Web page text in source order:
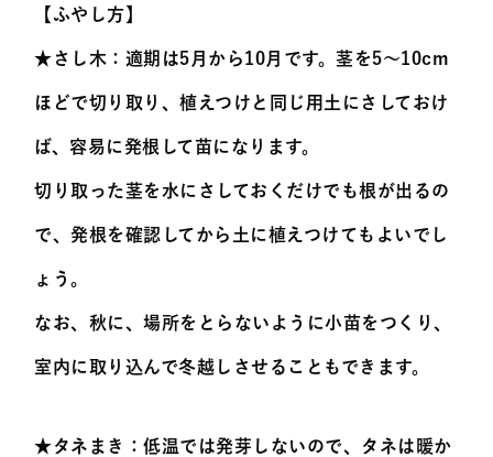
【ふやし方】
★さし木：適期は5月から10月です。茎を5～10cm
ほどで切り取り、植えつけと同じ用土にさしておけ
ば、容易に発根して苗になります。
切り取った茎を水にさしておくだけでも根が出るの
で、発根を確認してから土に植えつけてもよいでし
ょう。
なお、秋に、場所をとらないように小苗をつくり、
室内に取り込んで冬越しさせることもできます。
★タネまき：低温では発芽しないので、タネは暖か